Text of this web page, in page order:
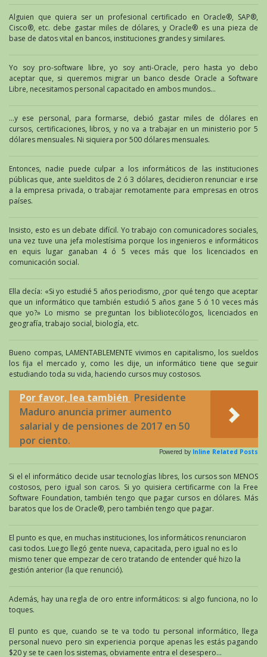
Alguien que quiera ser un profesional certificado en Oracle®, SAP®,
Cisco®, etc. debe gastar miles de dólares, y Oracle® es una pieza de
base de datos vital en bancos, instituciones grandes y similares.
Yo soy pro-software libre, yo soy anti-Oracle, pero hasta yo debo
aceptar que, si queremos migrar un banco desde Oracle a Software
Libre, necesitamos personal capacitado en ambos mundos…
…y ese personal, para formarse, debió gastar miles de dólares en
cursos, certificaciones, libros, y no va a trabajar en un ministerio por 5
dólares mensuales. Ni siquiera por 500 dólares mensuales.
Entonces, nadie puede culpar a los informáticos de las instituciones
públicas que, ante suelditos de 2 ó 3 dólares, decidieron renunciar e irse
a la empresa privada, o trabajar remotamente para empresas en otros
países.
Insisto, esto es un debate difícil. Yo trabajo con comunicadores sociales,
una vez tuve una jefa molestísima porque los ingenieros e informáticos
en equis lugar ganaban 4 ó 5 veces más que los licenciados en
comunicación social.
Ella decía: «Si yo estudié 5 años periodismo, ¿por qué tengo que aceptar
que un informático que también estudió 5 años gane 5 ó 10 veces más
que yo?» Lo mismo se preguntan los bibliotecólogos, licenciados en
geografía, trabajo social, biología, etc.
Bueno compas, LAMENTABLEMENTE vivimos en capitalismo, los sueldos
los fija el mercado y, como les dije, un informático tiene que seguir
estudiando toda su vida, haciendo cursos muy costosos.
Por favor, lea también Presidente
Maduro anuncia primer aumento
salarial y de pensiones de 2017 en 50
por ciento.
Powered by Inline Related Posts
Si el el informático decide usar tecnologías libres, los cursos son MENOS
costosos, pero igual son caros. Si yo quisiera certificarme con la Free
Software Foundation, también tengo que pagar cursos en dólares. Más
baratos que los de Oracle®, pero también tengo que pagar.
El punto es que, en muchas instituciones, los informáticos renunciaron
casi todos. Luego llegó gente nueva, capacitada, pero igual no es lo
mismo tener que empezar de cero tratando de entender qué hizo la
gestión anterior (la que renunció).
Además, hay una regla de oro entre informáticos: si algo funciona, no lo
toques.
El punto es que, cuando se te va todo tu personal informático, llega
personal nuevo pero sin experiencia porque apenas les estás pagando
$20 y se te caen los sistemas, obviamente entra el desespero…